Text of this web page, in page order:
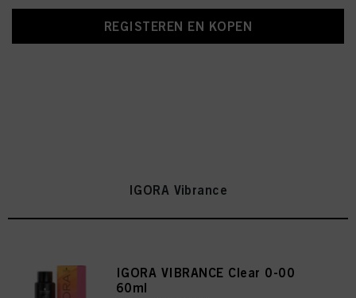
REGISTEREN EN KOPEN
IGORA Vibrance
IGORA VIBRANCE Clear 0-00
60ml